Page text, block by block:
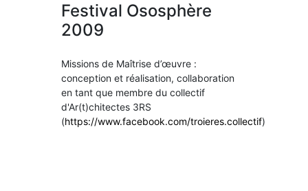
Festival Ososphère
2009
Missions de Maîtrise d’œuvre :
conception et réalisation, collaboration
en tant que membre du collectif
d'Ar(t)chitectes 3RS
(https://www.facebook.com/troieres.collectif)